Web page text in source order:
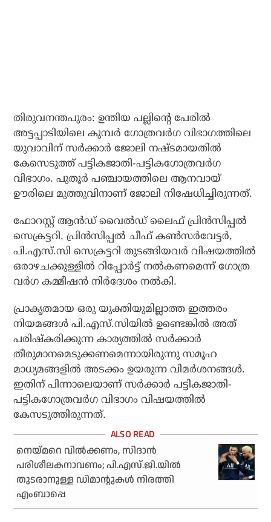
തിരുവനന്തപുരം: ഉന്തിയ പല്ലിന്റെ പേരില്‍
അട്ടപ്പാടിയിലെ കുമ്പര്‍ ഗോത്രവര്‍ഗ വിഭാഗത്തിലെ
യുവാവിന് സര്‍ക്കാര്‍ ജോലി നഷ്ടമായതില്‍
കേസെടുത്ത് പട്ടികജാതി-പട്ടികഗോത്രവര്‍ഗ
വിഭാഗം. പുതൂര്‍ പഞ്ചായത്തിലെ ആനവായ്
ഊരിലെ മുത്തുവിനാണ് ജോലി നിഷേധിച്ചിരുന്നത്.
ഫോറസ്റ്റ് ആന്‍ഡ് വൈല്‍ഡ് ലൈഫ് പ്രിന്‍സിപ്പല്‍
സെക്രട്ടറി, പ്രിന്‍സിപ്പല്‍ ചീഫ് കണ്‍സര്‍വേട്ടര്‍,
പി.എസ്.സി സെക്രട്ടറി തുടങ്ങിയവര്‍ വിഷയത്തില്‍
ഒരാഴചക്കുള്ളില്‍ റിപ്പോര്‍ട്ട് നല്‍കണമെന്ന് ഗോത്ര
വര്‍ഗ കമ്മീഷന്‍ നിര്‍ദേശം നല്‍കി.
പ്രാകൃതമായ ഒരു യുക്തിയുമില്ലാത്ത ഇത്തരം
നിയമങ്ങള്‍ പി.എസ്.സിയില്‍ ഉണ്ടെങ്കില്‍ അത്
പരിഷ്‌കരിക്കുന്ന കാര്യത്തില്‍ സര്‍ക്കാര്‍
തീരുമാനമെടുക്കണമെന്നായിരുന്നു സമൂഹ
മാധ്യമങ്ങളില്‍ അടക്കം ഉയരുന്ന വിമര്‍ശനങ്ങള്‍.
ഇതിന് പിന്നാലെയാണ് സര്‍ക്കാര്‍ പട്ടികജാതി-
പട്ടികഗോത്രവര്‍ഗ വിഭാഗം വിഷയത്തില്‍
കേസടുത്തിരുന്നത്.
നെയ്മറെ വിൽക്കണം, സിദാൻ
പരിശീലകനാവണം; പി.എസ്.ജി.യിൽ
തുടരാനുള്ള ഡിമാന്റുകൾ നിരത്തി
എംബാപ്പെ